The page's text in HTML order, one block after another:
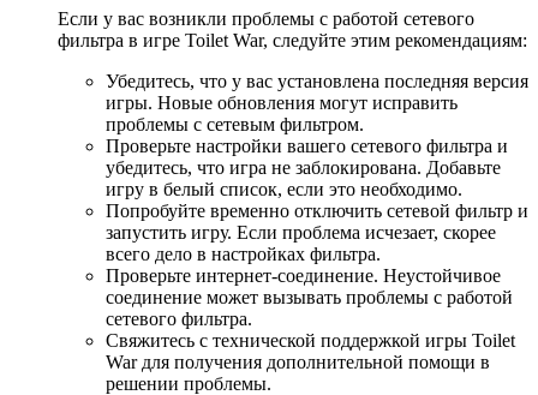
Если у вас возникли проблемы с работой сетевого
фильтра в игре Toilet War, следуйте этим рекомендациям:
Убедитесь, что у вас установлена последняя версия
игры. Новые обновления могут исправить
проблемы с сетевым фильтром.
Проверьте настройки вашего сетевого фильтра и
убедитесь, что игра не заблокирована. Добавьте
игру в белый список, если это необходимо.
Попробуйте временно отключить сетевой фильтр и
запустить игру. Если проблема исчезает, скорее
всего дело в настройках фильтра.
Проверьте интернет-соединение. Неустойчивое
соединение может вызывать проблемы с работой
сетевого фильтра.
Свяжитесь с технической поддержкой игры Toilet
War для получения дополнительной помощи в
решении проблемы.